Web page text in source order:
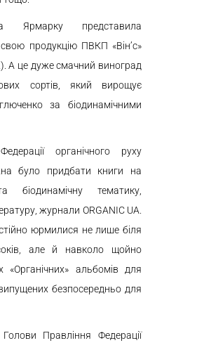
Ярмарку представила
продукцію ПВКП «Він’с»
А це дуже смачний виноград
сортів, який вирощує
за біодинамічними
органічного руху
було придбати книги на
біодинамічну тематику,
журнали ORGANIC UA.
юрмилися не лише біля
але й навколо щойно
«Органічних» альбомів для
безпосередньо для
Правління Федерації